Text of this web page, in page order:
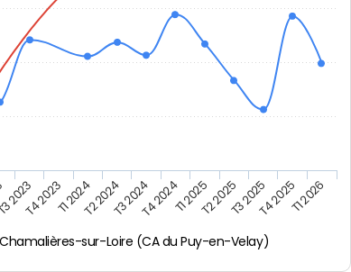
Chamalières-sur-Loire (CA du Puy-en-Velay)
2023T4 2023T1 2024T2 2024T3 2024T4 2024T1 2025T2 2025T3 2025T4 2025T1 2026